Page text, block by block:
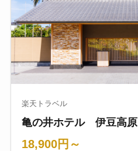
楽天トラベル
亀の井ホテル 伊豆高原
18,900円～